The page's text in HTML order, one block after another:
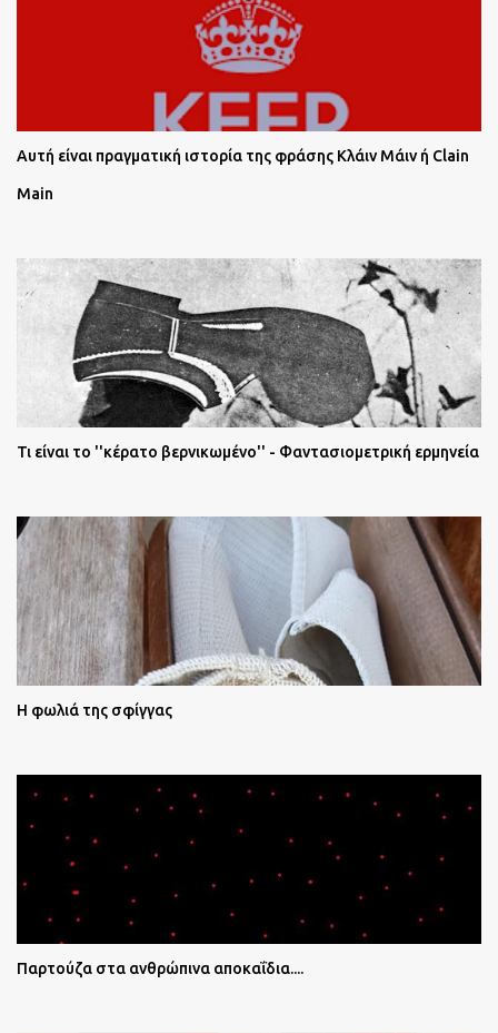
Αυτή είναι πραγματική ιστορία της φράσης Κλάιν Μάιν ή Clain
Main
Τι είναι το ''κέρατο βερνικωμένο'' - Φαντασιομετρική ερμηνεία
Η φωλιά της σφίγγας
Παρτούζα στα ανθρώπινα αποκαΐδια....